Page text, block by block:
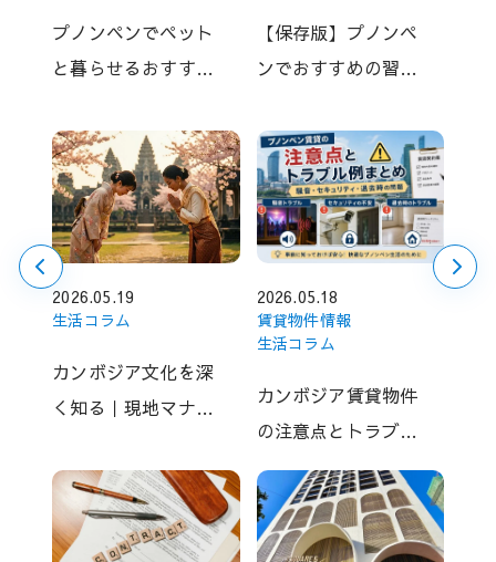
プノンペンでペット
と暮らせるおすすめ
年版】
【保存版】プノンペ
ンでおすすめの習い
けスクール＆教室ま
とめ
2026.05.19
生活コラム
カンボジア文化を深
く知る｜現地マナー
2026.05.18
賃貸物件情報
生活コラム
カンボジア賃貸物件
の注意点とトラブル
例まとめ｜騒音・セ
キュリティ・退去時
の問題